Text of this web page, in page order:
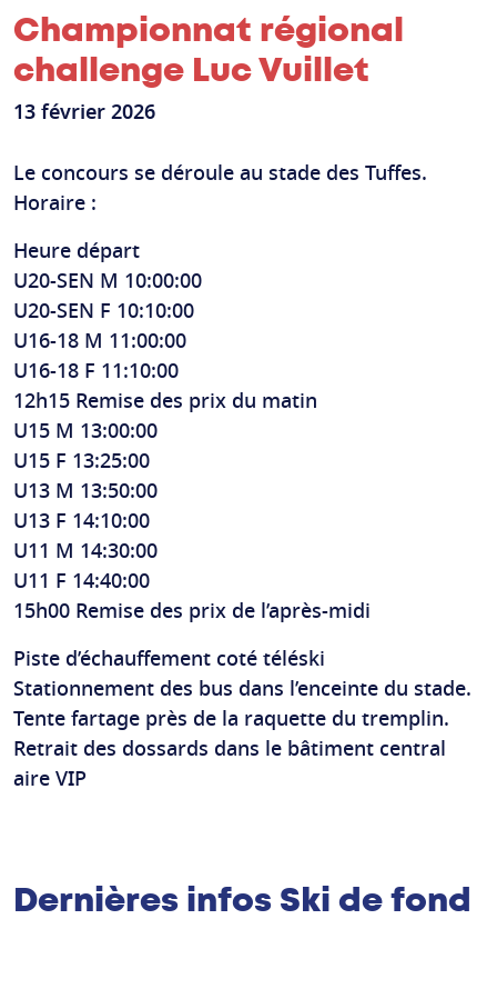
Championnat régional
challenge Luc Vuillet
13 février 2026
Le concours se déroule au stade des Tuffes.
Horaire :
Heure départ
U20-SEN M 10:00:00
U20-SEN F 10:10:00
U16-18 M 11:00:00
U16-18 F 11:10:00
12h15 Remise des prix du matin
U15 M 13:00:00
U15 F 13:25:00
U13 M 13:50:00
U13 F 14:10:00
U11 M 14:30:00
U11 F 14:40:00
15h00 Remise des prix de l’après-midi
Piste d’échauffement coté téléski
Stationnement des bus dans l’enceinte du stade.
Tente fartage près de la raquette du tremplin.
Retrait des dossards dans le bâtiment central
aire VIP
Dernières infos Ski de fond